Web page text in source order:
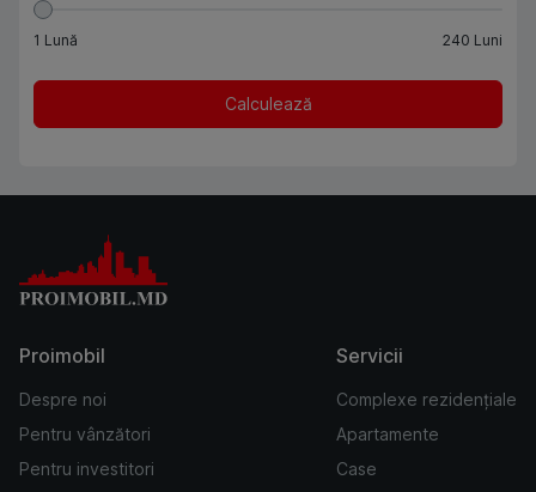
1 Lună 240 Luni
Calculează
Proimobil
Despre noi
Pentru vânzători
Pentru investitori
Servicii
Complexe rezidențiale
Apartamente
Case